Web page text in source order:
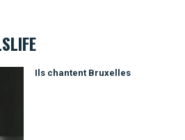
Ils chantent Bruxelles